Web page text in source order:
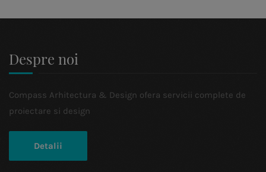
Despre noi
Compass Arhitectura & Design ofera servicii complete de
proiectare si design
Detalii